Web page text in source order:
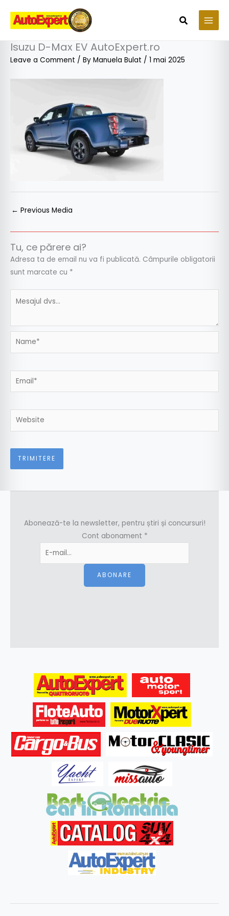
content
Search
Isuzu D-Max EV AutoExpert.ro
Leave a Comment / By Manuela Bulat / 1 mai 2025
← Previous Media
Tu, ce părere ai?
Adresa ta de email nu va fi publicată. Câmpurile obligatorii
sunt marcate cu *
Name*
Email*
Website
Abonează-te la newsletter, pentru știri și concursuri!
Cont abonament *
ABONARE